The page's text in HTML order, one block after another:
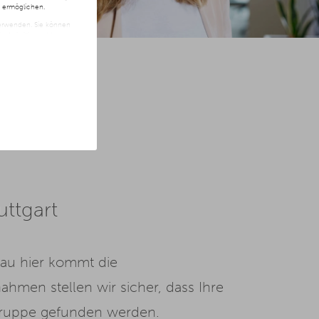
ermöglichen.
Sie können
klicken.
hier kommt die
stellen wir sicher, dass Ihre
gefunden werden.